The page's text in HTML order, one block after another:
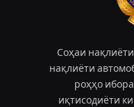
Соҳаи
нақлиёти
роҳҳо
иқтисодиёти